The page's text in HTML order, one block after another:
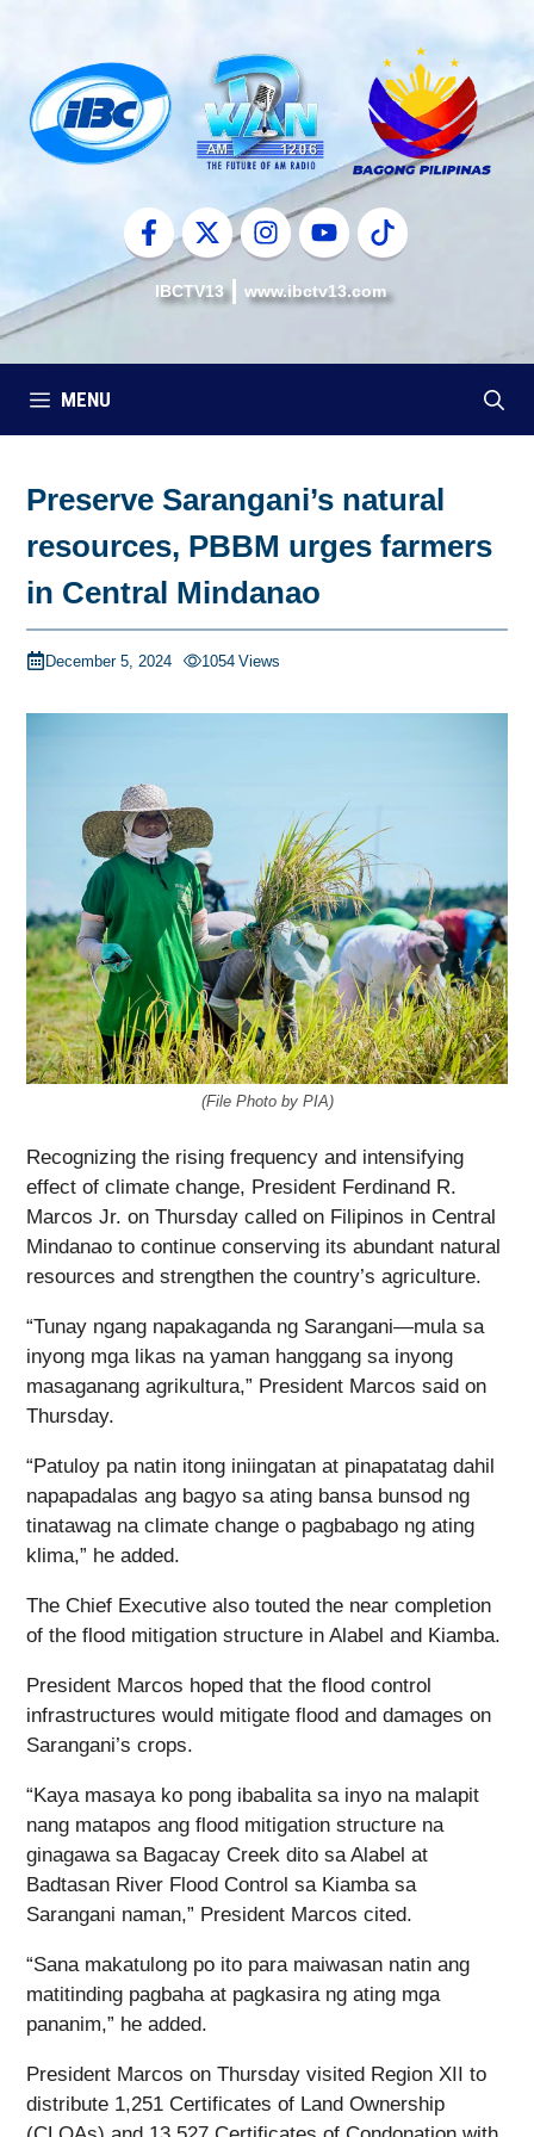
content
IBCTV13 www.ibctv13.com
MENU
Preserve Sarangani’s natural
resources, PBBM urges farmers
in Central Mindanao
December 5, 2024 1054 Views
(File Photo by PIA)
Recognizing the rising frequency and intensifying
effect of climate change, President Ferdinand R.
Marcos Jr. on Thursday called on Filipinos in Central
Mindanao to continue conserving its abundant natural
resources and strengthen the country’s agriculture.
“Tunay ngang napakaganda ng Sarangani—mula sa
inyong mga likas na yaman hanggang sa inyong
masaganang agrikultura,” President Marcos said on
Thursday.
“Patuloy pa natin itong iniingatan at pinapatatag dahil
napapadalas ang bagyo sa ating bansa bunsod ng
tinatawag na climate change o pagbabago ng ating
klima,” he added.
The Chief Executive also touted the near completion
of the flood mitigation structure in Alabel and Kiamba.
President Marcos hoped that the flood control
infrastructures would mitigate flood and damages on
Sarangani’s crops.
“Kaya masaya ko pong ibabalita sa inyo na malapit
nang matapos ang flood mitigation structure na
ginagawa sa Bagacay Creek dito sa Alabel at
Badtasan River Flood Control sa Kiamba sa
Sarangani naman,” President Marcos cited.
“Sana makatulong po ito para maiwasan natin ang
matitinding pagbaha at pagkasira ng ating mga
pananim,” he added.
President Marcos on Thursday visited Region XII to
distribute 1,251 Certificates of Land Ownership